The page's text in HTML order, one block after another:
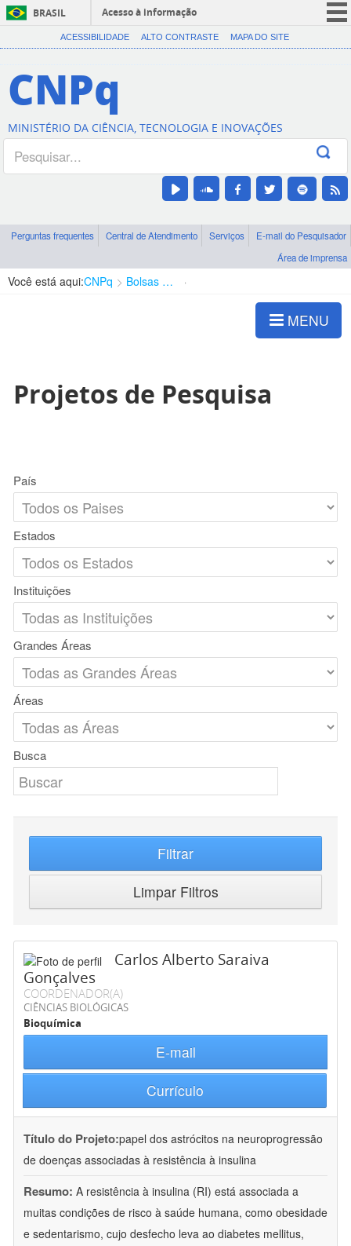
BRASIL
Acesso à informação
CORONAVÍRUS (COVID-19)
Canais
ACESSIBILIDADE ALTO CONTRASTE MAPA DO SITE
CNPq
MINISTÉRIO DA CIÊNCIA, TECNOLOGIA E INOVAÇÕES
Perguntas frequentes Central de Atendimento Serviços
E-mail do Pesquisador
Área de imprensa
Você está aqui:CNPq Bolsas e Auxílios Vigentes
MENU
Projetos de Pesquisa
País
Estados
Instituições
Grandes Áreas
Áreas
Busca
Filtrar
Limpar Filtros
Carlos Alberto Saraiva
Gonçalves
COORDENADOR(A)
CIÊNCIAS BIOLÓGICAS
Bioquímica
E-mail
Currículo
Título do Projeto:papel dos astrócitos na neuroprogressão
de doenças associadas à resistência à insulina
Resumo: A resistência à insulina (RI) está associada a
muitas condições de risco à saúde humana, como obesidade
e sedentarismo, cujo desfecho leva ao diabetes mellitus,